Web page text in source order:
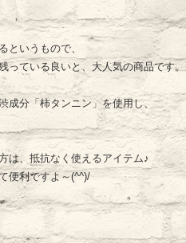
というもので、
っている良いと、大人気の商品です。
成分「柿タンニン」を使用し、
は、抵抗なく使えるアイテム♪
便利ですよ～(^^)/